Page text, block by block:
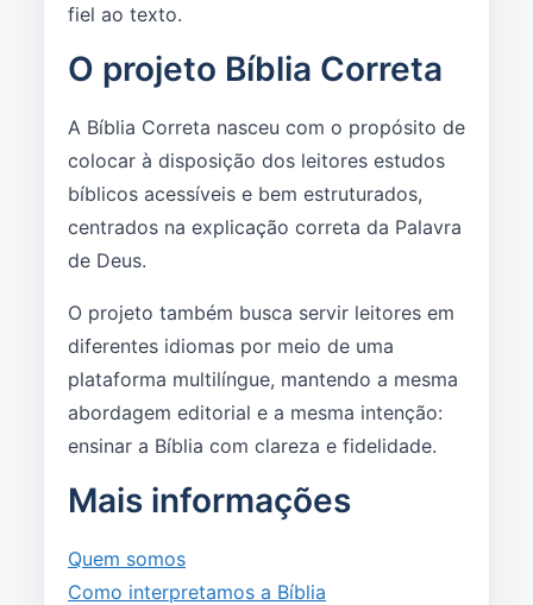
fiel ao texto.
O projeto Bíblia Correta
A Bíblia Correta nasceu com o propósito de
colocar à disposição dos leitores estudos
bíblicos acessíveis e bem estruturados,
centrados na explicação correta da Palavra
de Deus.
O projeto também busca servir leitores em
diferentes idiomas por meio de uma
plataforma multilíngue, mantendo a mesma
abordagem editorial e a mesma intenção:
ensinar a Bíblia com clareza e fidelidade.
Mais informações
Quem somos
Como interpretamos a Bíblia